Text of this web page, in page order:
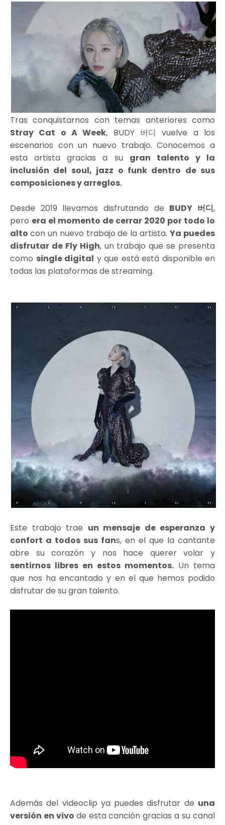
Tras conquistarnos con temas anteriores como
Stray Cat o A Week, BUDY 버디 vuelve a los
escenarios con un nuevo trabajo. Conocemos a
esta artista gracias a su gran talento y la
inclusión del soul, jazz o funk dentro de sus
composiciones y arreglos.
Desde 2019 llevamos disfrutando de BUDY 버디,
pero era el momento de cerrar 2020 por todo lo
alto con un nuevo trabajo de la artista.Ya puedes
disfrutar de Fly High, un trabajo que se presenta
como single digital y que está está disponible en
todas las plataformas de streaming.
Este trabajo trae un mensaje de esperanza y
confort a todos sus fans, en el que la cantante
abre su corazón y nos hace querer volar y
sentirnos libres en estos momentos. Un tema
que nos ha encantado y en el que hemos podido
disfrutar de su gran talento.
Además del videoclip ya puedes disfrutar de una
versión en vivo de esta canción gracias a su canal